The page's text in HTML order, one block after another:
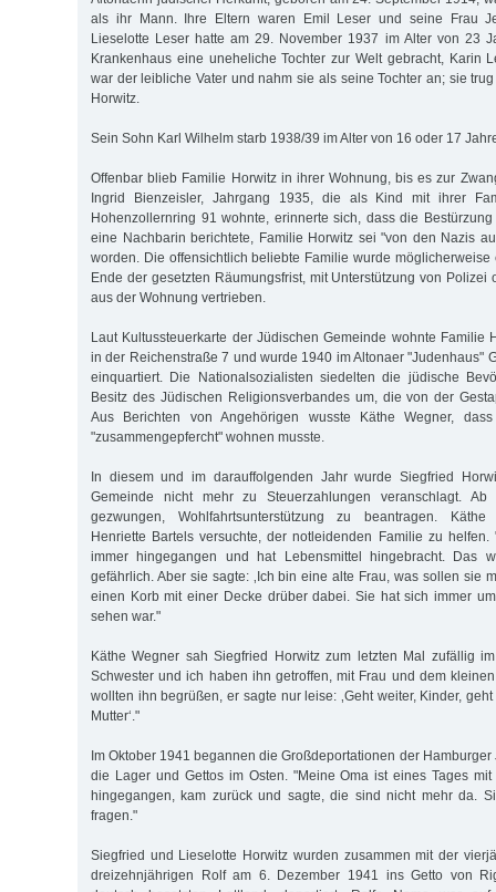
als ihr Mann. Ihre Eltern waren Emil Leser und seine Frau
Lieselotte Leser hatte am 29. November 1937 im Alter von 23
Krankenhaus eine uneheliche Tochter zur Welt gebracht, Karin
war der leibliche Vater und nahm sie als seine Tochter an; sie
Horwitz.
Sein Sohn Karl Wilhelm starb 1938/39 im Alter von 16 oder 17
Offenbar blieb Familie Horwitz in ihrer Wohnung, bis es zur
Ingrid Bienzeisler, Jahrgang 1935, die als Kind mit ihrer
Hohenzollernring 91 wohnte, erinnerte sich, dass die
eine Nachbarin berichtete, Familie Horwitz sei "von den Nazis
worden. Die offensichtlich beliebte Familie wurde möglicherweise
Ende der gesetzten Räumungsfrist, mit Unterstützung von Polizei
aus der Wohnung vertrieben.
Laut Kultussteuerkarte der Jüdischen Gemeinde wohnte Familie
in der Reichenstraße 7 und wurde 1940 im Altonaer "Judenhaus"
einquartiert. Die Nationalsozialisten siedelten die jüdische
Besitz des Jüdischen Religionsverbandes um, die von der
Aus Berichten von Angehörigen wusste Käthe Wegner,
"zusammengepfercht" wohnen musste.
In diesem und im darauffolgenden Jahr wurde Siegfried
Gemeinde nicht mehr zu Steuerzahlungen veranschlagt.
gezwungen, Wohlfahrtsunterstützung zu beantragen. Käthe
Henriette Bartels versuchte, der notleidenden Familie zu helfen.
immer hingegangen und hat Lebensmittel hingebracht. Das
gefährlich. Aber sie sagte: ‚Ich bin eine alte Frau, was sollen sie
einen Korb mit einer Decke drüber dabei. Sie hat sich immer
sehen war."
Käthe Wegner sah Siegfried Horwitz zum letzten Mal zufällig
Schwester und ich haben ihn getroffen, mit Frau und dem
wollten ihn begrüßen, er sagte nur leise: ‚Geht weiter, Kinder,
Mutter‘."
Im Oktober 1941 begannen die Großdeportationen der
die Lager und Gettos im Osten. "Meine Oma ist eines Tages
hingegangen, kam zurück und sagte, die sind nicht mehr da.
fragen."
Siegfried und Lieselotte Horwitz wurden zusammen mit der
dreizehnjährigen Rolf am 6. Dezember 1941 ins Getto von